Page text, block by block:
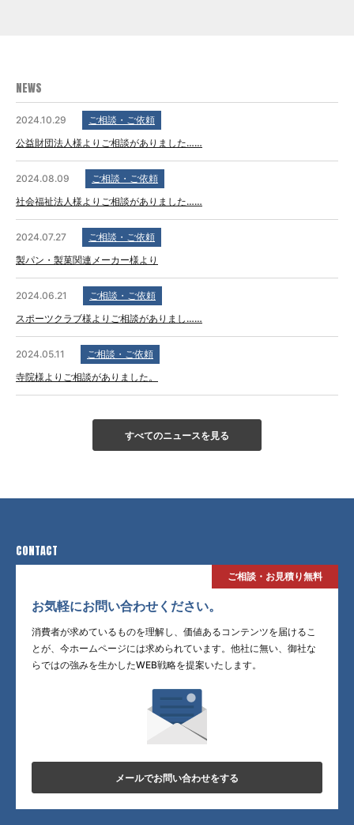
NEWS
2024.10.29
ご相談・ご依頼
公益財団法人様よりご相談がありました……
2024.08.09
ご相談・ご依頼
社会福祉法人様よりご相談がありました……
2024.07.27
ご相談・ご依頼
製パン・製菓関連メーカー様より
2024.06.21
ご相談・ご依頼
スポーツクラブ様よりご相談がありまし……
2024.05.11
ご相談・ご依頼
寺院様よりご相談がありました。
すべてのニュースを見る
CONTACT
ご相談・お見積り無料
お気軽にお問い合わせください。
消費者が求めているものを理解し、価値あるコンテンツを届けるこ
とが、今ホームページには求められています。他社に無い、御社な
らではの強みを生かしたWEB戦略を提案いたします。
メールでお問い合わせをする